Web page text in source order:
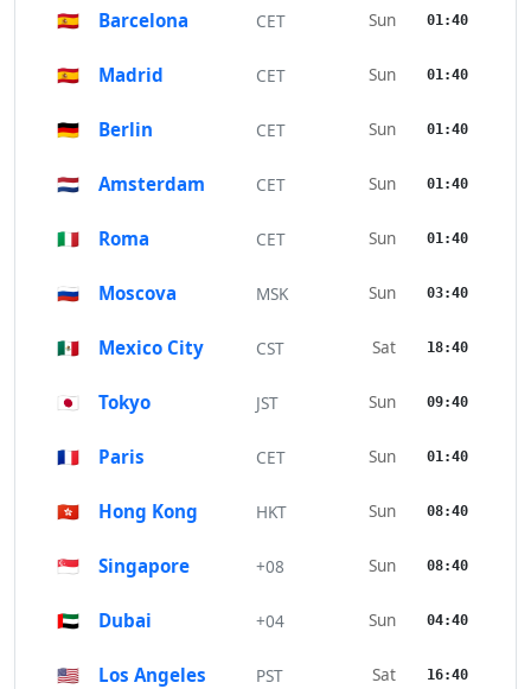
🇪🇸 Barcelona CET Sun 01:40
🇪🇸 Madrid CET Sun 01:40
🇩🇪 Berlin CET Sun 01:40
🇳🇱 Amsterdam CET Sun 01:40
🇮🇹 Roma CET Sun 01:40
🇷🇺 Moscova MSK Sun 03:40
🇲🇽 Mexico City CST Sat 18:40
🇯🇵 Tokyo JST Sun 09:40
🇫🇷 Paris CET Sun 01:40
🇭🇰 Hong Kong HKT Sun 08:40
🇸🇬 Singapore +08 Sun 08:40
🇦🇪 Dubai +04 Sun 04:40
🇺🇸 Los Angeles PST Sat 16:40